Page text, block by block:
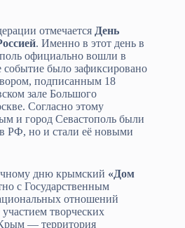
отмечается День
. Именно в этот день в
официально вошли в
было зафиксировано
подписанным 18
зале Большого
Согласно этому
и город Севастополь были
РФ, но и стали её новыми
дню крымский «Дом
с Государственным
отношений
творческих
— территория